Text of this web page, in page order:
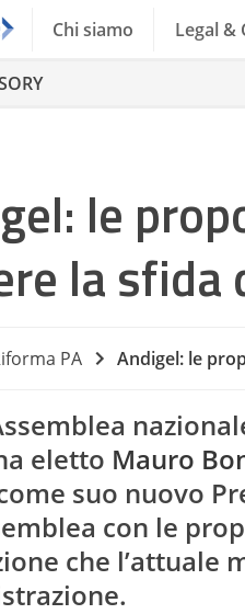
Chi siamo Legal &
le
la sfida
PA Andigel: le
eletto Mauro
suo nuovo
con le
che l’attuale